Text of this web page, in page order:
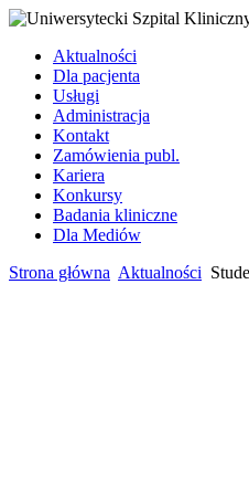
Aktualności
Dla pacjenta
Usługi
Administracja
Kontakt
Zamówienia publ.
Kariera
Konkursy
Badania kliniczne
Dla Mediów
Strona główna Aktualności